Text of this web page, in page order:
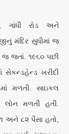
ગાંધી રોડ અને
મંદિર સુધીમાં જ
જ જતાં. ૧૯૬૦ પછી
ખરીદી
મળતી. સાઇકલ
લોન મળતી હતી.
અને ૮૨ પૈસા હતો,